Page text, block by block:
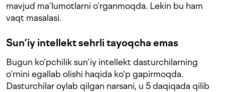
mavjud ma’lumotlarni o‘rganmoqda. Lekin bu ham
vaqt masalasi.
Sun’iy intellekt sehrli tayoqcha emas
Bugun ko‘pchilik sun’iy intellekt dasturchilarning
o‘rnini egallab olishi haqida ko‘p gapirmoqda.
Dasturchilar oylab qilgan narsani, u 5 daqiqada qilib